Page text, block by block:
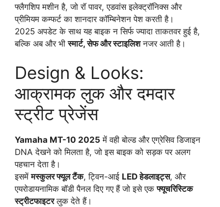
फ्लैगशिप मशीन है, जो रॉ पावर, एडवांस इलेक्ट्रॉनिक्स और
प्रीमियम कम्फर्ट का शानदार कॉम्बिनेशन पेश करती है।
2025 अपडेट के साथ यह बाइक न सिर्फ ज्यादा ताकतवर हुई है,
बल्कि अब और भीस्मार्ट, सेफ और स्टाइलिशनजर आती है।
Design & Looks:
आक्रामक लुक और दमदार
स्ट्रीट प्रेजेंस
Yamaha MT-10 2025 में वही बोल्ड और एग्रेसिव डिजाइन
DNA देखने को मिलता है, जो इस बाइक को सड़क पर अलग
पहचान देता है।
इसमेंमस्कुलर फ्यूल टैंक, ट्विन-आई LED हेडलाइट्स, और
एयरोडायनामिक बॉडी पैनल दिए गए हैं जो इसे एकफ्यूचरिस्टिक
स्ट्रीटफाइटरलुक देते हैं।